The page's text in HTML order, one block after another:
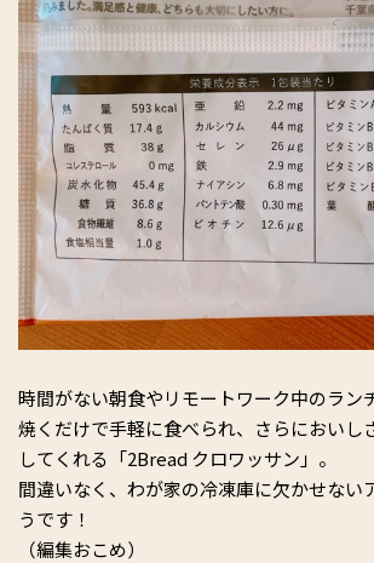
時間がない朝食やリモートワーク中のラン
焼くだけで手軽に食べられ、さらにおいし
してくれる「2Bread クロワッサン」。
間違いなく、わが家の冷凍庫に欠かせない
うです！
（編集おこめ）